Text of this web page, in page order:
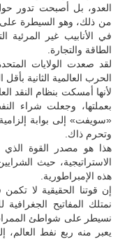
العدو، بل أصبحت تدور
من ذلك، وهو السيطرة على
في الأنابيب غير المرئية
الطاقة والتجارة.
لقد صعدت الولايات
الحرب العالمية الثانية بأقل
لأنها أمسكت بنظام النقد
بعملتها، وجعلت شراء
«سويفت» إلى بوابة
وتحرم ذاك.
هذا هو مصدر القوة الذي
الاستراتيجية، حيث
هذه الإمبراطورية.
إن قوتنا الحقيقية لا
نمتلك المفاتيح الجغرافية
نسيطر على شواطئ الممرات
يعبر منه ربع نفط العالم،